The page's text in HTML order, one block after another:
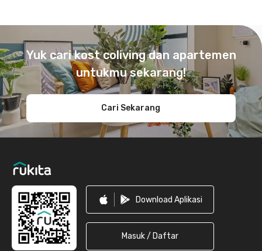
Yuk cari kost coliving dan apartemen
untukmu sekarang!
Cari Sekarang
Download Aplikasi
Masuk / Daftar